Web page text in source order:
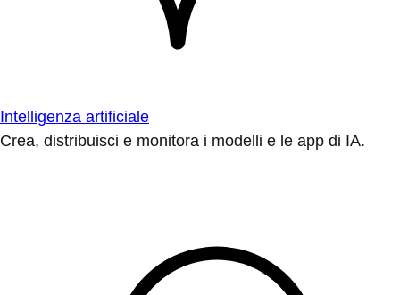
Intelligenza artificiale
Crea, distribuisci e monitora i modelli e le app di IA.